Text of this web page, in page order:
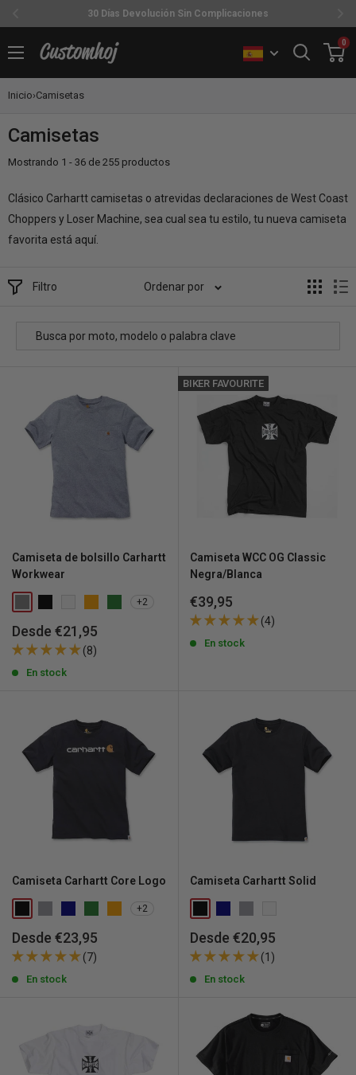
30 Días Devolución Sin Complicaciones
directamente
al
contenido
Customhoj
0
Inicio›Camisetas
Camisetas
Mostrando 1 - 36 de 255 productos
Clásico Carhartt camisetas o atrevidas declaraciones de West Coast
Choppers y Loser Machine, sea cual sea tu estilo, tu nueva camiseta
favorita está aquí.
Filtro Ordenar por
Camiseta de bolsillo Carhartt
Workwear
+2
Precio
de
venta
Desde €21,95
(8)
En stock
BIKER FAVOURITE
Camiseta WCC OG Classic
Negra/Blanca
Precio
de
venta
€39,95
(4)
En stock
Camiseta Carhartt Core Logo
+2
Precio
de
venta
Desde €23,95
(7)
En stock
Camiseta Carhartt Solid
Precio
de
venta
Desde €20,95
(1)
En stock